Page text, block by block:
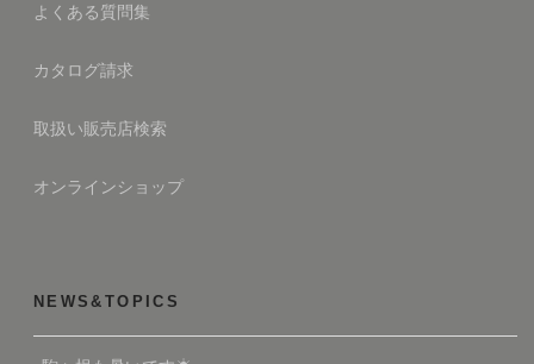
よくある質問集
カタログ請求
取扱い販売店検索
オンラインショップ
NEWS&TOPICS